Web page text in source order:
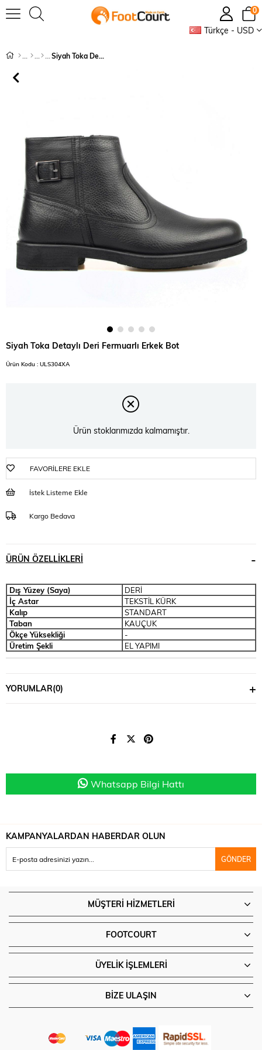
Türkçe - USD
0
Siyah Toka Detaylı Deri Fermuarlı Erkek Bot
Siyah Toka Detaylı Deri Fermuarlı Erkek Bot
Ürün Kodu : ULS304XA
Ürün stoklarımızda kalmamıştır.
FAVORILERE EKLE
İstek Listeme Ekle
Kargo Bedava
ÜRÜN ÖZELLIKLERI
Dış Yüzey (Saya)
DERİ
İç Astar
TEKSTİL KÜRK
Kalıp
STANDART
Taban
KAUÇUK
Ökçe Yüksekliği
-
Üretim Şekli
EL YAPIMI
YORUMLAR(0)
Whatsapp Bilgi Hattı
KAMPANYALARDAN HABERDAR OLUN
GÖNDER
MÜŞTERI HIZMETLERI
FOOTCOURT
ÜYELIK İŞLEMLERI
BIZE ULAŞIN